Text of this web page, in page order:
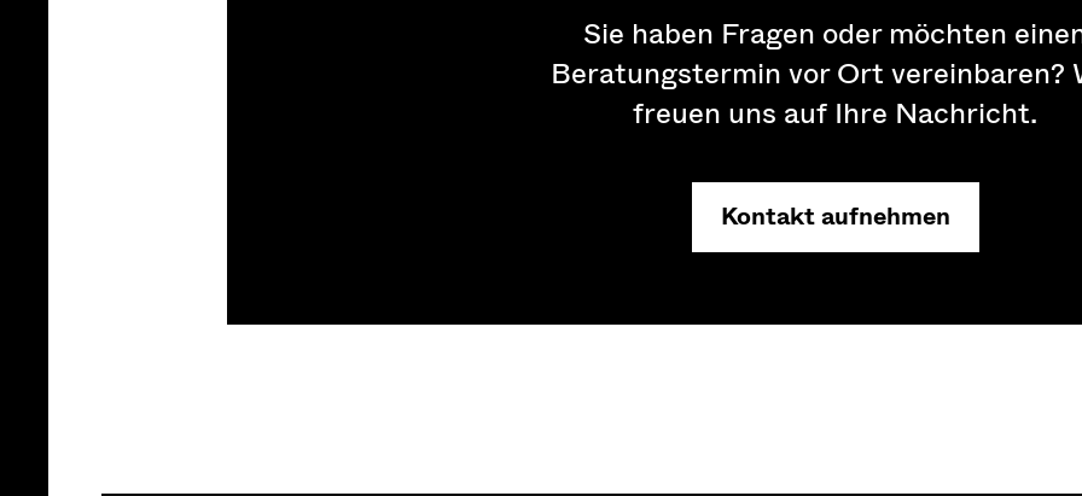
Sie haben Fragen oder möchten
Beratungstermin vor Ort vereinbaren?
freuen uns auf Ihre Nachricht.
Kontakt aufnehmen